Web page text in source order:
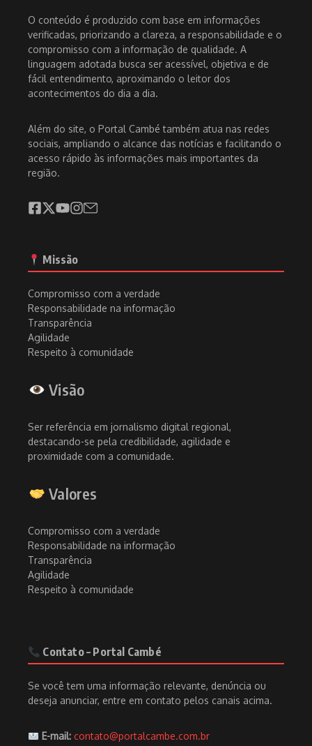
O conteúdo é produzido com base em informações
verificadas, priorizando a clareza, a responsabilidade e o
compromisso com a informação de qualidade. A
linguagem adotada busca ser acessível, objetiva e de
fácil entendimento, aproximando o leitor dos
acontecimentos do dia a dia.
Além do site, o Portal Cambé também atua nas redes
sociais, ampliando o alcance das notícias e facilitando o
acesso rápido às informações mais importantes da
região.
Missão
Compromisso com a verdade
Responsabilidade na informação
Transparência
Agilidade
Respeito à comunidade
Visão
Ser referência em jornalismo digital regional,
destacando-se pela credibilidade, agilidade e
proximidade com a comunidade.
Valores
Compromisso com a verdade
Responsabilidade na informação
Transparência
Agilidade
Respeito à comunidade
Contato – Portal Cambé
Se você tem uma informação relevante, denúncia ou
deseja anunciar, entre em contato pelos canais acima.
E-mail: contato@portalcambe.com.br